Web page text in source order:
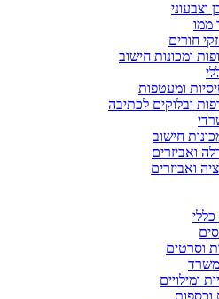
וצבעוני
ממו
חורים
ומכונות חישוב
ומעטפות
ובלוקים לכתיבה
חישוב
ואביזרים
ואביזרים
וסרטים
ומילויים
וכספות